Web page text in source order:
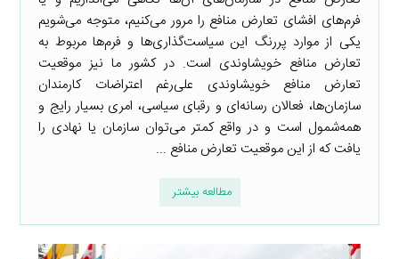
فرم‌های افشای تعارض منافع را مرور می‌کنیم، متوجه می‌شویم
یکی از موارد پررنگ این سیاست‌گذاری‌ها و فرم‌ها مربوط به
تعارض منافع خویشاوندی است. در کشور ما نیز موقعیت
تعارض منافع خویشاوندی علی‌رغم اعتراضات کارمندان
سازمان‌ها، فعالان رسانه‌ای و رقبای سیاسی، امری بسیار رایج و
همه‌شمول است و در واقع کمتر می‌توان سازمان یا نهادی را
یافت که از این موقعیت تعارض منافع ...
مطالعه بیشتر